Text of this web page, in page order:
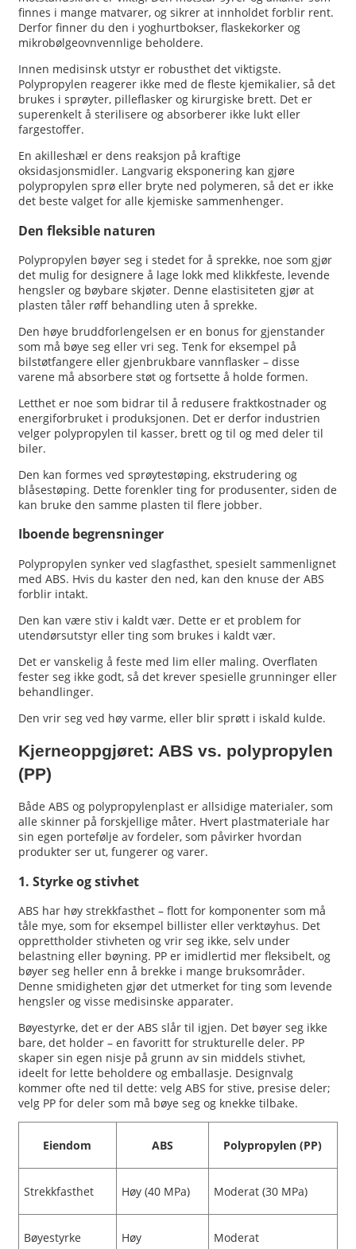
finnes i mange matvarer, og sikrer at innholdet forblir rent.
Derfor finner du den i yoghurtbokser, flaskekorker og
mikrobølgeovnvennlige beholdere.
Innen medisinsk utstyr er robusthet det viktigste.
Polypropylen reagerer ikke med de fleste kjemikalier, så det
brukes i sprøyter, pilleflasker og kirurgiske brett. Det er
superenkelt å sterilisere og absorberer ikke lukt eller
fargestoffer.
En akilleshæl er dens reaksjon på kraftige
oksidasjonsmidler. Langvarig eksponering kan gjøre
polypropylen sprø eller bryte ned polymeren, så det er ikke
det beste valget for alle kjemiske sammenhenger.
Den fleksible naturen
Polypropylen bøyer seg i stedet for å sprekke, noe som gjør
det mulig for designere å lage lokk med klikkfeste, levende
hengsler og bøybare skjøter. Denne elastisiteten gjør at
plasten tåler røff behandling uten å sprekke.
Den høye bruddforlengelsen er en bonus for gjenstander
som må bøye seg eller vri seg. Tenk for eksempel på
bilstøtfangere eller gjenbrukbare vannflasker – disse
varene må absorbere støt og fortsette å holde formen.
Letthet er noe som bidrar til å redusere fraktkostnader og
energiforbruket i produksjonen. Det er derfor industrien
velger polypropylen til kasser, brett og til og med deler til
biler.
Den kan formes ved sprøytestøping, ekstrudering og
blåsestøping. Dette forenkler ting for produsenter, siden de
kan bruke den samme plasten til flere jobber.
Iboende begrensninger
Polypropylen synker ved slagfasthet, spesielt sammenlignet
med ABS. Hvis du kaster den ned, kan den knuse der ABS
forblir intakt.
Den kan være stiv i kaldt vær. Dette er et problem for
utendørsutstyr eller ting som brukes i kaldt vær.
Det er vanskelig å feste med lim eller maling. Overflaten
fester seg ikke godt, så det krever spesielle grunninger eller
behandlinger.
Den vrir seg ved høy varme, eller blir sprøtt i iskald kulde.
Kjerneoppgjøret: ABS vs. polypropylen
(PP)
Både ABS og polypropylenplast er allsidige materialer, som
alle skinner på forskjellige måter. Hvert plastmateriale har
sin egen portefølje av fordeler, som påvirker hvordan
produkter ser ut, fungerer og varer.
1. Styrke og stivhet
ABS har høy strekkfasthet – flott for komponenter som må
tåle mye, som for eksempel billister eller verktøyhus. Det
opprettholder stivheten og vrir seg ikke, selv under
belastning eller bøyning. PP er imidlertid mer fleksibelt, og
bøyer seg heller enn å brekke i mange bruksområder.
Denne smidigheten gjør det utmerket for ting som levende
hengsler og visse medisinske apparater.
Bøyestyrke, det er der ABS slår til igjen. Det bøyer seg ikke
bare, det holder – en favoritt for strukturelle deler. PP
skaper sin egen nisje på grunn av sin middels stivhet,
ideelt for lette beholdere og emballasje. Designvalg
kommer ofte ned til dette: velg ABS for stive, presise deler;
velg PP for deler som må bøye seg og knekke tilbake.
Eiendom ABS Polypropylen (PP)
Strekkfasthet Høy (40 MPa) Moderat (30 MPa)
Bøyestyrke Høy Moderat